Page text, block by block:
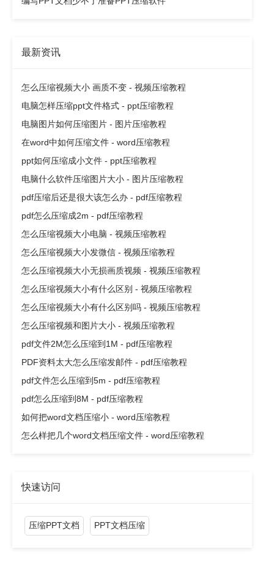
最新资讯
怎么压缩视频大小 画质不变 - 视频压缩教程
电脑怎样压缩ppt文件格式 - ppt压缩教程
电脑图片如何压缩图片 - 图片压缩教程
在word中如何压缩文件 - word压缩教程
ppt如何压缩成小文件 - ppt压缩教程
电脑什么软件压缩图片大小 - 图片压缩教程
pdf压缩后还是很大该怎么办 - pdf压缩教程
pdf怎么压缩成2m - pdf压缩教程
怎么压缩视频大小电脑 - 视频压缩教程
怎么压缩视频大小发微信 - 视频压缩教程
怎么压缩视频大小无损画质视频 - 视频压缩教程
怎么压缩视频大小有什么区别 - 视频压缩教程
怎么压缩视频大小有什么区别吗 - 视频压缩教程
怎么压缩视频和图片大小 - 视频压缩教程
pdf文件2M怎么压缩到1M - pdf压缩教程
PDF资料太大怎么压缩发邮件 - pdf压缩教程
pdf文件怎么压缩到5m - pdf压缩教程
pdf怎么压缩到8M - pdf压缩教程
如何把word文档压缩小 - word压缩教程
怎么样把几个word文档压缩文件 - word压缩教程
快速访问
压缩PPT文档 PPT文档压缩